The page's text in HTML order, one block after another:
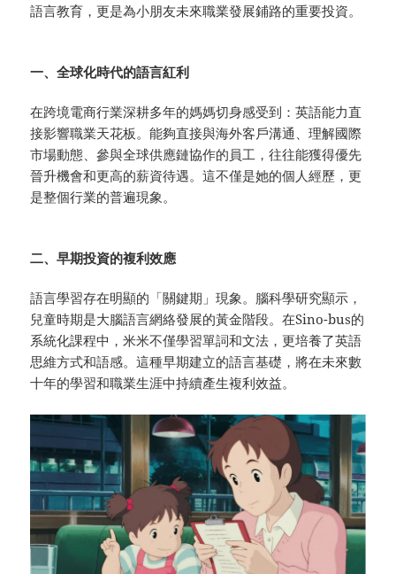
語言教育，更是為小朋友未來職業發展鋪路的重要投資。
一、全球化時代的語言紅利
在跨境電商行業深耕多年的媽媽切身感受到：英語能力直
接影響職業天花板。能夠直接與海外客戶溝通、理解國際
市場動態、參與全球供應鏈協作的員工，往往能獲得優先
晉升機會和更高的薪資待遇。這不僅是她的個人經歷，更
是整個行業的普遍現象。
二、早期投資的複利效應
語言學習存在明顯的「關鍵期」現象。腦科學研究顯示，
兒童時期是大腦語言網絡發展的黃金階段。在Sino-bus的
系統化課程中，米米不僅學習單詞和文法，更培養了英語
思維方式和語感。這種早期建立的語言基礎，將在未來數
十年的學習和職業生涯中持續產生複利效益。